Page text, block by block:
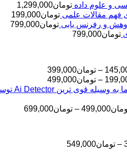
تومان1,299,000
تومان199,000
تومان799,000
تومان799,000
– تومان399,000محدوده
قیمت:
تومان145,000
تومان399,000
– تومان499,000محدوده
قیمت:
تا
499,000
– تومان699,000محدوده
– تومان549,000